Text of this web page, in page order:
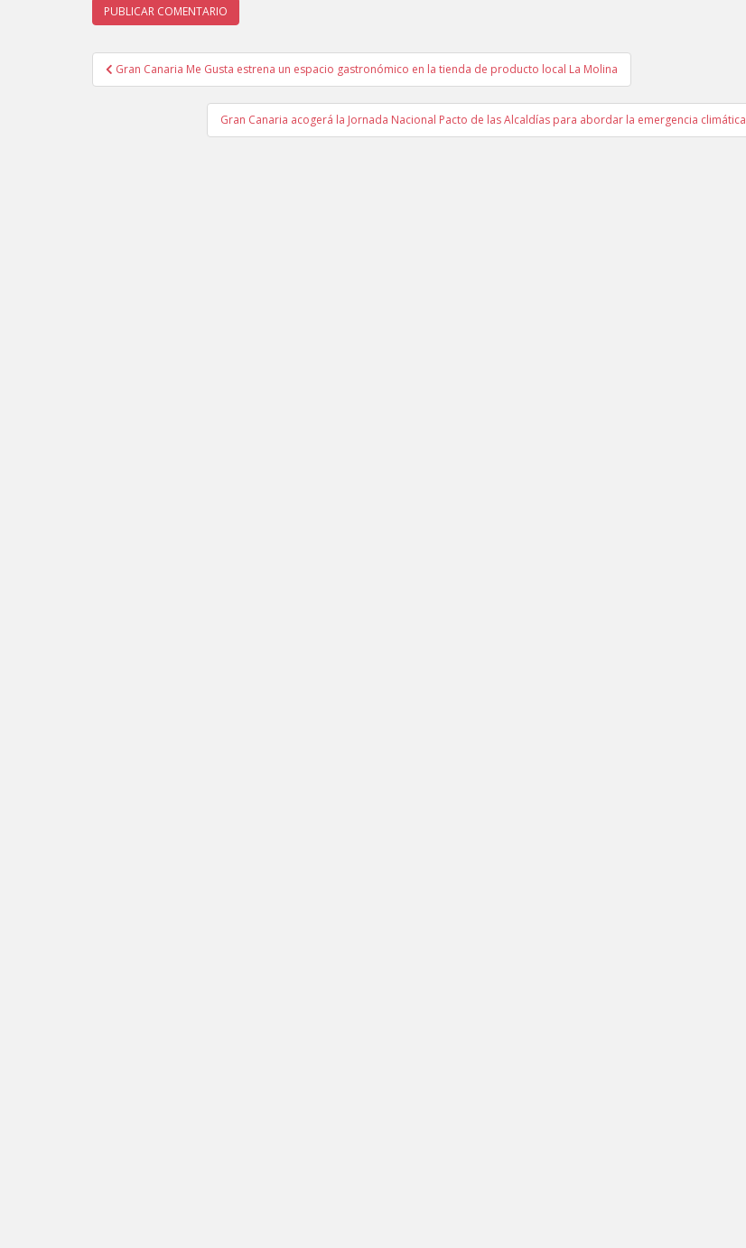
Navegación de entradas
Gran Canaria Me Gusta estrena un espacio gastronómico en la tienda de producto local La Molina
Gran Canaria acogerá la Jornada Nacional Pacto de las Alcaldías para abordar la emergencia climática